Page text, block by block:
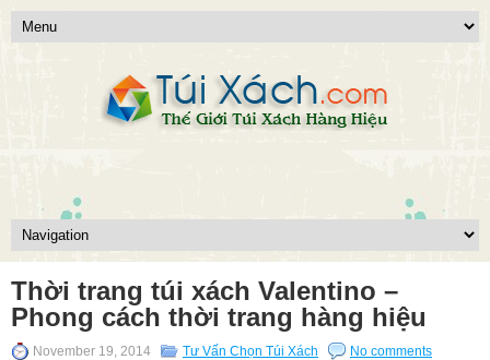
Thời trang túi xách Valentino –
Phong cách thời trang hàng hiệu
November 19, 2014 Tư Vấn Chọn Túi Xách No comments